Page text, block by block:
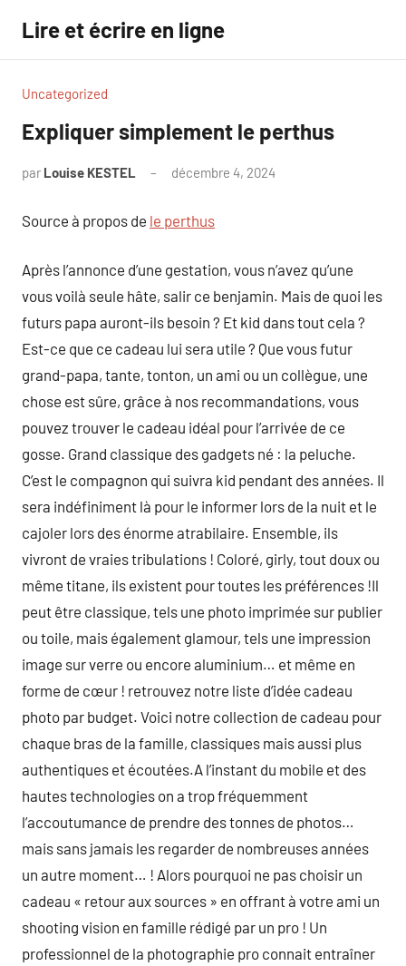
contenu
Lire et écrire en ligne
Uncategorized
Expliquer simplement le perthus
par Louise KESTEL décembre 4, 2024
Source à propos de le perthus
Après l’annonce d’une gestation, vous n’avez qu’une
vous voilà seule hâte, salir ce benjamin. Mais de quoi les
futurs papa auront-ils besoin ? Et kid dans tout cela ?
Est-ce que ce cadeau lui sera utile ? Que vous futur
grand-papa, tante, tonton, un ami ou un collègue, une
chose est sûre, grâce à nos recommandations, vous
pouvez trouver le cadeau idéal pour l’arrivée de ce
gosse. Grand classique des gadgets né : la peluche.
C’est le compagnon qui suivra kid pendant des années. Il
sera indéfiniment là pour le informer lors de la nuit et le
cajoler lors des énorme atrabilaire. Ensemble, ils
vivront de vraies tribulations ! Coloré, girly, tout doux ou
même titane, ils existent pour toutes les préférences !Il
peut être classique, tels une photo imprimée sur publier
ou toile, mais également glamour, tels une impression
image sur verre ou encore aluminium… et même en
forme de cœur ! retrouvez notre liste d’idée cadeau
photo par budget. Voici notre collection de cadeau pour
chaque bras de la famille, classiques mais aussi plus
authentiques et écoutées.A l’instant du mobile et des
hautes technologies on a trop fréquemment
l’accoutumance de prendre des tonnes de photos…
mais sans jamais les regarder de nombreuses années
un autre moment… ! Alors pourquoi ne pas choisir un
cadeau « retour aux sources » en offrant à votre ami un
shooting vision en famille rédigé par un pro ! Un
professionnel de la photographie pro connait entraîner